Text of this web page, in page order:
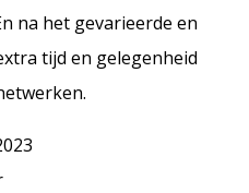
na het gevarieerde en
tijd en gelegenheid